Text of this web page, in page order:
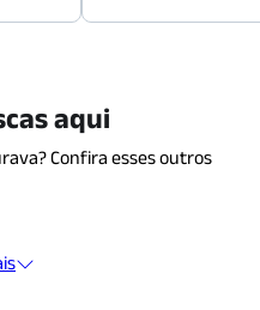
aqui
Confira esses outros